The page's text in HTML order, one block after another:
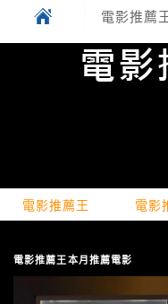
電影推薦
電影推薦王 電影
電影推薦王本月推薦電影